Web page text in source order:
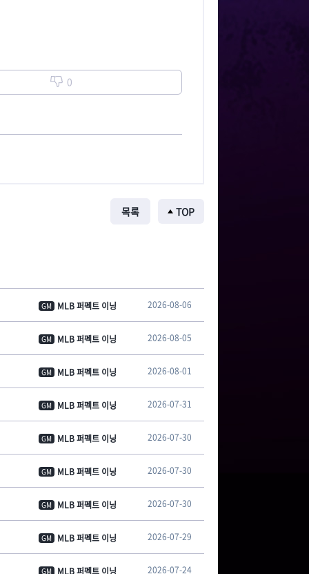
0
목록 TOP
GM MLB 퍼펙트 이닝 2026-08-06
GM MLB 퍼펙트 이닝 2026-08-05
GM MLB 퍼펙트 이닝 2026-08-01
GM MLB 퍼펙트 이닝 2026-07-31
GM MLB 퍼펙트 이닝 2026-07-30
GM MLB 퍼펙트 이닝 2026-07-30
GM MLB 퍼펙트 이닝 2026-07-30
GM MLB 퍼펙트 이닝 2026-07-29
GM MLB 퍼펙트 이닝 2026-07-24